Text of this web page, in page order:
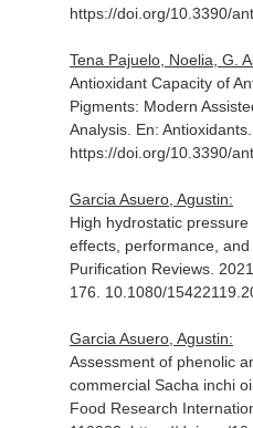
https://doi.org/10.3390/
Tena Pajuelo, Noelia, G.
Antioxidant Capacity of
Pigments: Modern
Analysis. En: Antioxidants
https://doi.org/10.3390/
Garcia Asuero, Agustin:
High hydrostatic
effects, performance, and
Purification Reviews.
176. 10.1080/
Garcia Asuero, Agustin:
Assessment of phenolic
commercial Sacha inchi
Food Research